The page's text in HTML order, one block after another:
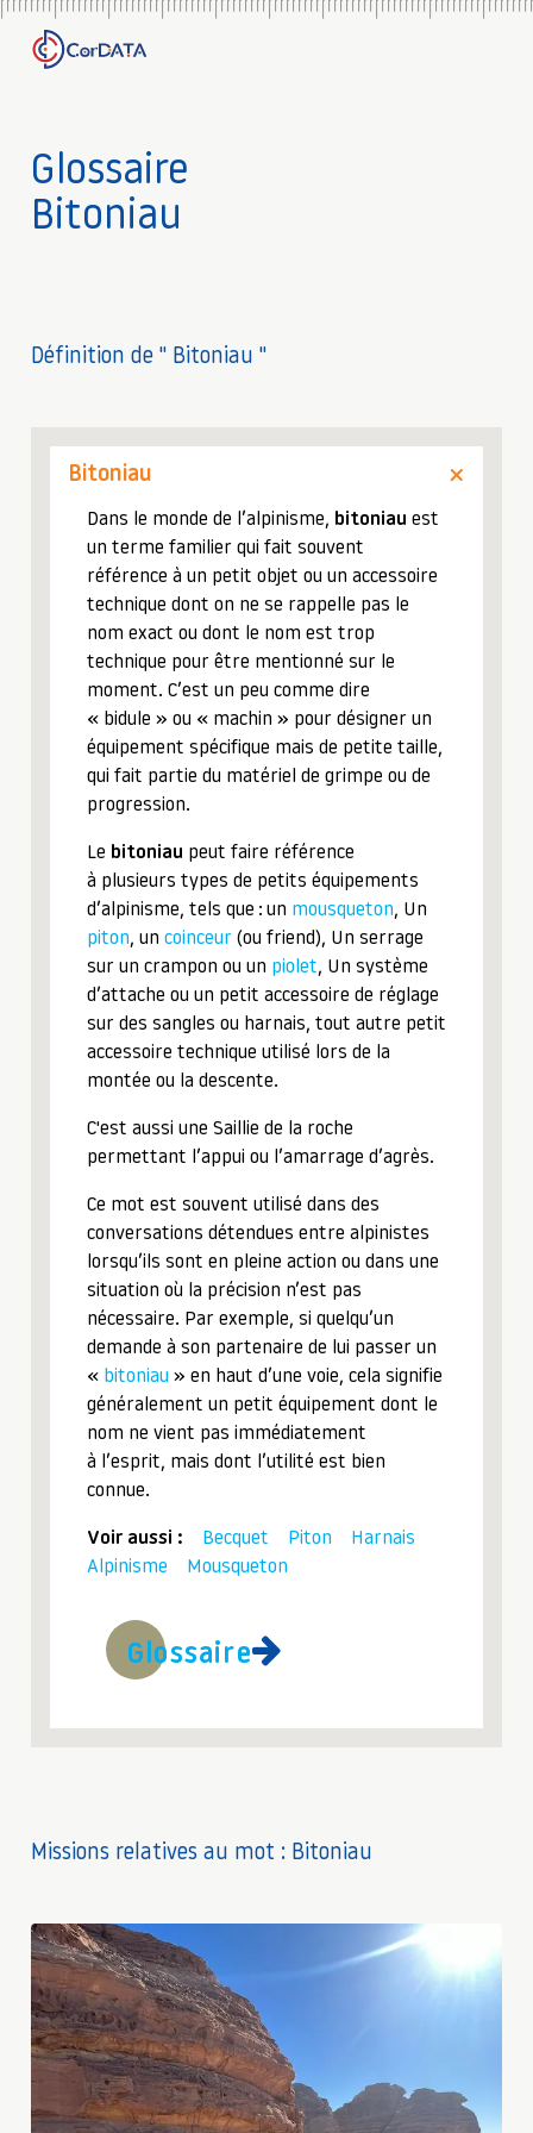
Glossaire
Bitoniau
Définition de " Bitoniau "
Bitoniau
Dans le monde de l’alpinisme, bitoniau est
un terme familier qui fait souvent
référence à un petit objet ou un accessoire
technique dont on ne se rappelle pas le
nom exact ou dont le nom est trop
technique pour être mentionné sur le
moment. C’est un peu comme dire
« bidule » ou « machin » pour désigner un
équipement spécifique mais de petite taille,
qui fait partie du matériel de grimpe ou de
progression.
Le bitoniau peut faire référence
à plusieurs types de petits équipements
d’alpinisme, tels que : un mousqueton, Un
piton, un coinceur (ou friend), Un serrage
sur un crampon ou un piolet, Un système
d’attache ou un petit accessoire de réglage
sur des sangles ou harnais, tout autre petit
accessoire technique utilisé lors de la
montée ou la descente.
C'est aussi une Saillie de la roche
permettant l’appui ou l’amarrage d’agrès.
Ce mot est souvent utilisé dans des
conversations détendues entre alpinistes
lorsqu’ils sont en pleine action ou dans une
situation où la précision n’est pas
nécessaire. Par exemple, si quelqu’un
demande à son partenaire de lui passer un
« bitoniau » en haut d’une voie, cela signifie
généralement un petit équipement dont le
nom ne vient pas immédiatement
à l’esprit, mais dont l’utilité est bien
connue.
Voir aussi : Becquet Piton
Harnais
Alpinisme
Mousqueton
Glossaire
Missions relatives au mot : Bitoniau